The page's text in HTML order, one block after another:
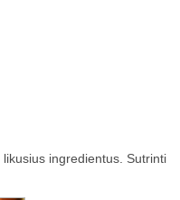
ingredientus. Sutrinti